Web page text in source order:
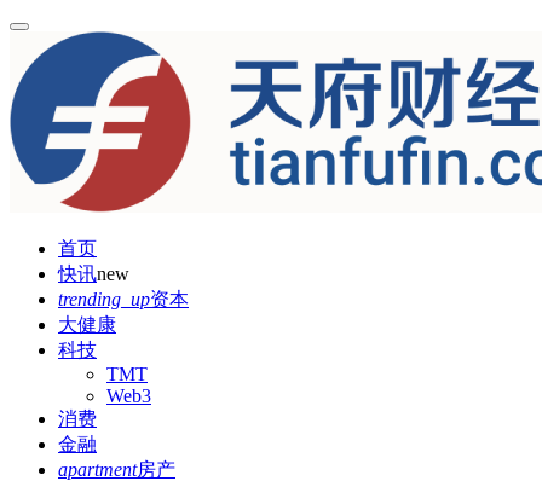
首页
快讯new
trending_up资本
大健康
科技
TMT
Web3
消费
金融
apartment房产